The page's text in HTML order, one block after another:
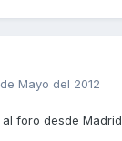
Mayo del 2012
foro desde Madrid